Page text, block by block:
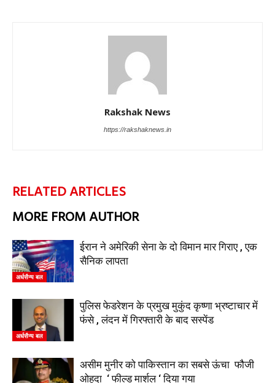
Rakshak News
https://rakshaknews.in
RELATED ARTICLES
MORE FROM AUTHOR
अर्धसैन्य बल
ईरान ने अमेरिकी सेना के दो विमान मार गिराए , एक
सैनिक लापता
अर्धसैन्य बल
पुलिस फेडरेशन के प्रमुख मुकुंद कृष्णा भ्रष्टाचार में
फंसे , लंदन में गिरफ्तारी के बाद सस्पेंड
असीम मुनीर को पाकिस्तान का सबसे ऊंचा फौजी
ओहदा ‘ फील्ड मार्शल ‘ दिया गया